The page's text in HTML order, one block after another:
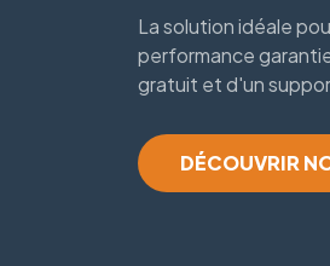
La solution idéale
performance
gratuit et d'un
DÉCOUVRIR